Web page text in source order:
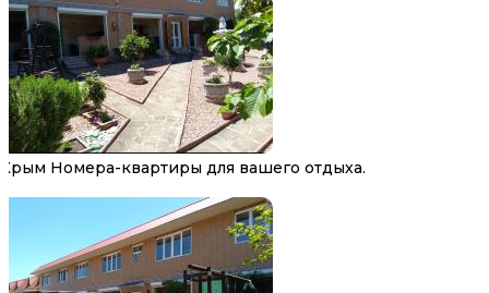
Крым Номера-квартиры для вашего отдыха.